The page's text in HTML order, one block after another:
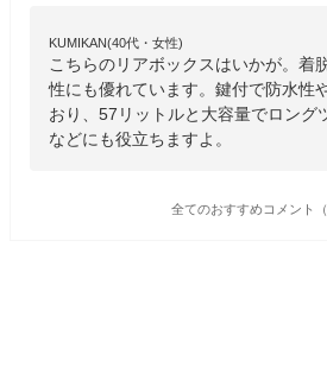
KUMIKAN(40代・女性)
こちらのリアボックスはいかが。着
性にも優れています。鍵付で防水性
おり、57リットルと大容量でロング
などにも役立ちますよ。
全てのおすすめコメント（